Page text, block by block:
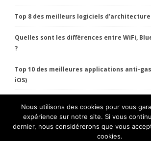
Top 8 des meilleurs logiciels
Quelles sont les différences entre WiFi,
?
Top 10 des meilleures applications anti-
iOS)
HT Pratique Copyright 2022 Tous
Conditions générales
Nous utilisons des cookies pour vous
expérience sur notre site. Si vous
dernier, nous considérerons que vous
cookies.